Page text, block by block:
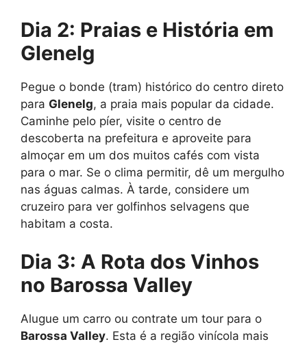
Dia 2: Praias e História em
Glenelg
Pegue o bonde (tram) histórico do centro direto
para Glenelg, a praia mais popular da cidade.
Caminhe pelo píer, visite o centro de
descoberta na prefeitura e aproveite para
almoçar em um dos muitos cafés com vista
para o mar. Se o clima permitir, dê um mergulho
nas águas calmas. À tarde, considere um
cruzeiro para ver golfinhos selvagens que
habitam a costa.
Dia 3: A Rota dos Vinhos
no Barossa Valley
Alugue um carro ou contrate um tour para o
Barossa Valley. Esta é a região vinícola mais